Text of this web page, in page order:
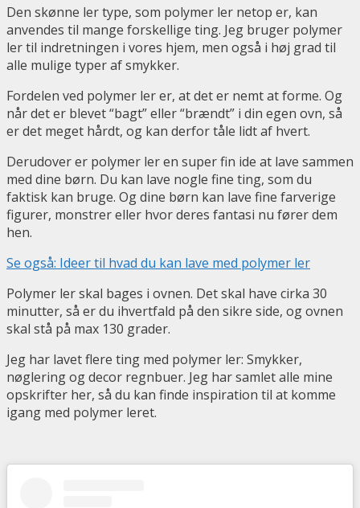
Den skønne ler type, som polymer ler netop er, kan
anvendes til mange forskellige ting. Jeg bruger polymer
ler til indretningen i vores hjem, men også i høj grad til
alle mulige typer af smykker.
Fordelen ved polymer ler er, at det er nemt at forme. Og
når det er blevet “bagt” eller “brændt” i din egen ovn, så
er det meget hårdt, og kan derfor tåle lidt af hvert.
Derudover er polymer ler en super fin ide at lave sammen
med dine børn. Du kan lave nogle fine ting, som du
faktisk kan bruge. Og dine børn kan lave fine farverige
figurer, monstrer eller hvor deres fantasi nu fører dem
hen.
Se også: Ideer til hvad du kan lave med polymer ler
Polymer ler skal bages i ovnen. Det skal have cirka 30
minutter, så er du ihvertfald på den sikre side, og ovnen
skal stå på max 130 grader.
Jeg har lavet flere ting med polymer ler: Smykker,
nøglering og decor regnbuer. Jeg har samlet alle mine
opskrifter her, så du kan finde inspiration til at komme
igang med polymer leret.